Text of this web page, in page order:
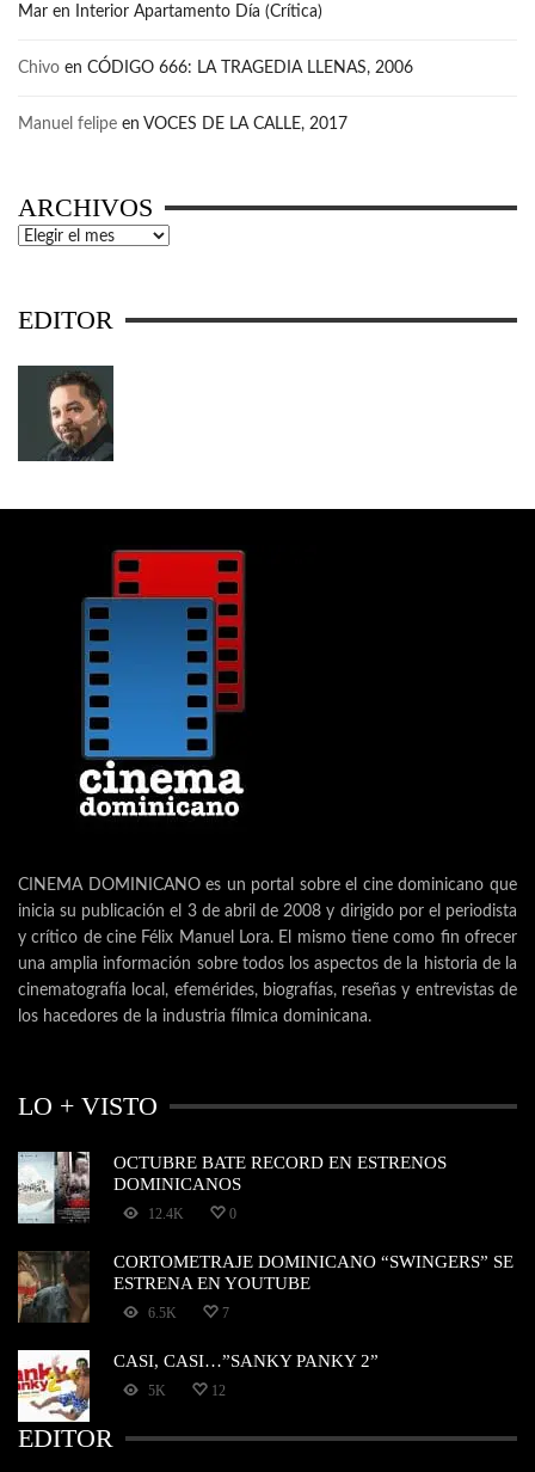
Mar en Interior Apartamento Día (Crítica)
Chivo en CÓDIGO 666: LA TRAGEDIA LLENAS, 2006
Manuel felipe en VOCES DE LA CALLE, 2017
ARCHIVOS
Archivos
EDITOR
CINEMA DOMINICANO es un portal sobre el cine dominicano que
inicia su publicación el 3 de abril de 2008 y dirigido por el periodista
y crítico de cine Félix Manuel Lora. El mismo tiene como fin ofrecer
una amplia información sobre todos los aspectos de la historia de la
cinematografía local, efemérides, biografías, reseñas y entrevistas de
los hacedores de la industria fílmica dominicana.
LO + VISTO
OCTUBRE BATE RECORD EN ESTRENOS
DOMINICANOS
12.4K 0
CORTOMETRAJE DOMINICANO “SWINGERS” SE
ESTRENA EN YOUTUBE
6.5K 7
CASI, CASI…”SANKY PANKY 2”
5K 12
EDITOR